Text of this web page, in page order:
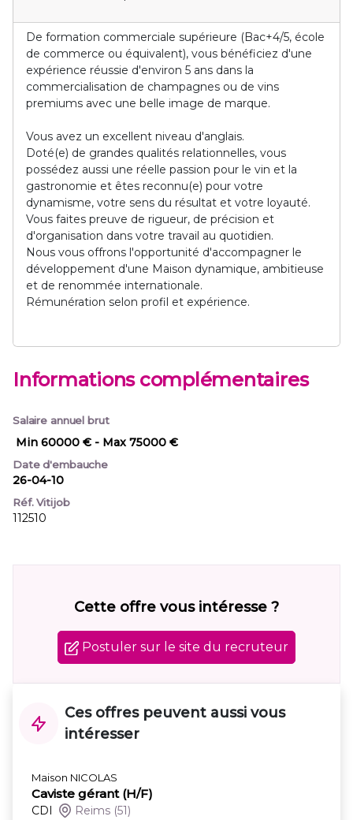
De formation commerciale supérieure (Bac+4/5, école
de commerce ou équivalent), vous bénéficiez d'une
expérience réussie d'environ 5 ans dans la
commercialisation de champagnes ou de vins
premiums avec une belle image de marque.
Vous avez un excellent niveau d'anglais.
Doté(e) de grandes qualités relationnelles, vous
possédez aussi une réelle passion pour le vin et la
gastronomie et êtes reconnu(e) pour votre
dynamisme, votre sens du résultat et votre loyauté.
Vous faites preuve de rigueur, de précision et
d'organisation dans votre travail au quotidien.
Nous vous offrons l'opportunité d'accompagner le
développement d'une Maison dynamique, ambitieuse
et de renommée internationale.
Rémunération selon profil et expérience.
Informations complémentaires
Salaire annuel brut
Min 60000 € - Max 75000 €
Date d'embauche
26-04-10
Réf. Vitijob
112510
Cette offre vous intéresse ?
Postuler sur le site du recruteur
Ces offres peuvent aussi vous
intéresser
Maison NICOLAS
Caviste gérant (H/F)
CDI Reims (51)